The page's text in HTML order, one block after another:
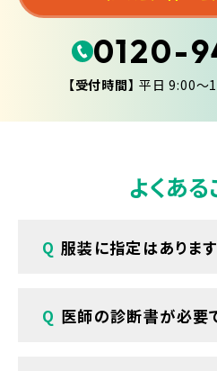
0120-
【受付時間】 平日 9:00〜
よくあ
Q 服装に指定はありま
さい。
Q 医師の診断書が必要